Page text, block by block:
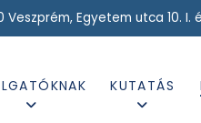
Veszprém, Egyetem utca 10. I.
KUTATÁS